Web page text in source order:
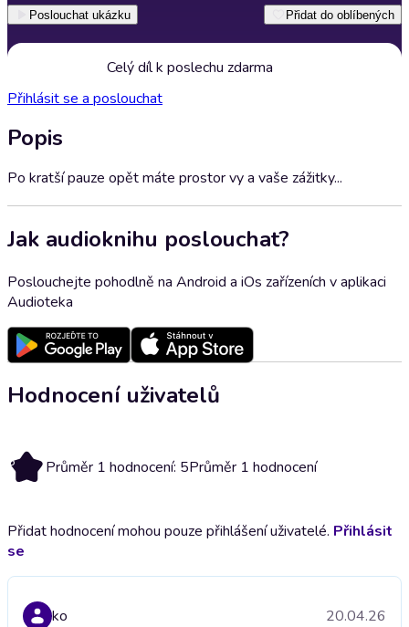
Poslouchat ukázku Přidat do oblíbených
Celý díl k poslechu zdarma
Přihlásit se a poslouchat
Popis
Po kratší pauze opět máte prostor vy a vaše zážitky...
Jak audioknihu poslouchat?
Poslouchejte pohodlně na Android a iOs zařízeních v aplikaci
Audioteka
Hodnocení uživatelů
5 Průměr 1 hodnocení: 5Průměr 1 hodnocení
Přidat hodnocení mohou pouze přihlášení uživatelé. Přihlásit
se
ko 20.04.26